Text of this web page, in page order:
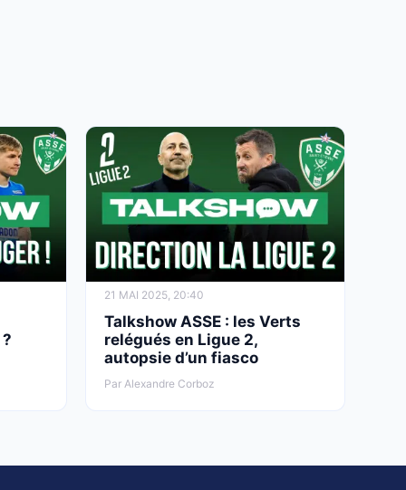
21 MAI 2025, 20:40
Talkshow ASSE : les Verts
relégués en Ligue 2,
autopsie d’un fiasco
Par Alexandre Corboz